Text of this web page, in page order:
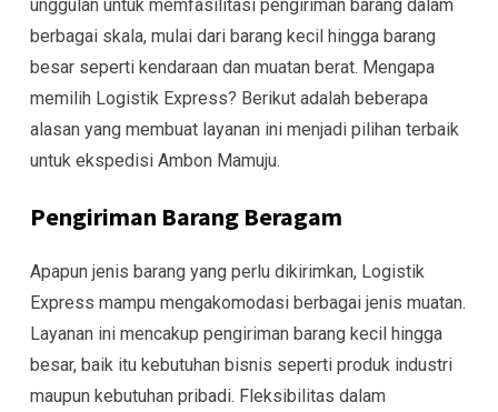
unggulan untuk memfasilitasi pengiriman barang dalam
berbagai skala, mulai dari barang kecil hingga barang
besar seperti kendaraan dan muatan berat. Mengapa
memilih Logistik Express? Berikut adalah beberapa
alasan yang membuat layanan ini menjadi pilihan terbaik
untuk ekspedisi Ambon Mamuju.
Pengiriman Barang Beragam
Apapun jenis barang yang perlu dikirimkan, Logistik
Express mampu mengakomodasi berbagai jenis muatan.
Layanan ini mencakup pengiriman barang kecil hingga
besar, baik itu kebutuhan bisnis seperti produk industri
maupun kebutuhan pribadi. Fleksibilitas dalam